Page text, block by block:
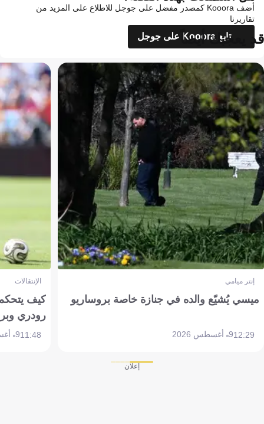
أضف Kooora كمصدر مفضل على جوجل للاطلاع على المزيد من
تقاريرنا
تابع Kooora على جوجل
قد يعجبك أيضاً
إنتر ميامي
ميسي يُشيّع والده في جنازة خاصة بروساريو
12:299 أغسطس 2026
الإنتقالات
كيف
رودري
11:489 أغسطس 2026
إعلان